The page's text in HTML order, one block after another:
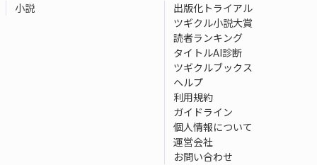
小説
出版化トライアル
ツギクル小説大賞
読者ランキング
タイトルAI診断
ツギクルブックス
ヘルプ
利用規約
ガイドライン
個人情報について
運営会社
お問い合わせ